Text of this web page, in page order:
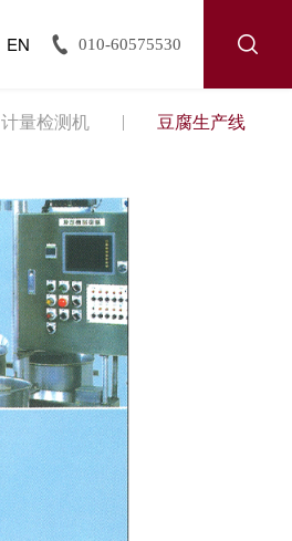
EN 010-60575530
计量检测机 豆腐生产线